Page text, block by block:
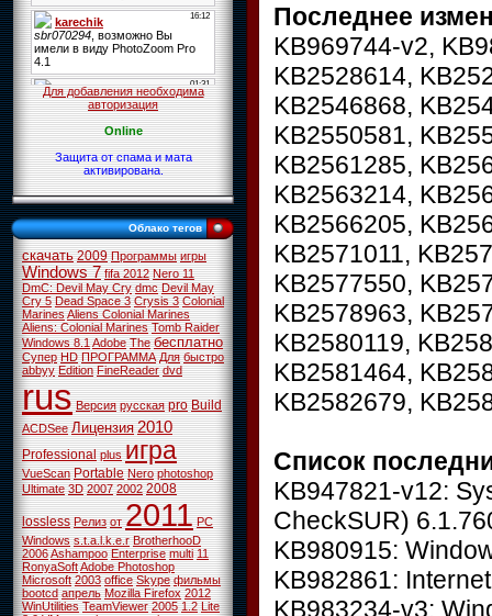
Для добавления необходима
авторизация
Online
Защита от спама и мата
активирована.
Облако тегов
скачать 2009 Программы игры
Windows 7 fifa 2012 Nero 11
DmC: Devil May Cry dmc Devil May
Cry 5 Dead Space 3 Crysis 3 Colonial
MarinesAliens Colonial Marines
Aliens: Colonial Marines Tomb Raider
Windows 8.1Adobe The бесплатно
Супер HD ПРОГРАММА Для быстро
abbyy Edition FineReader dvd
rus Версия русская pro Build
ACDSee Лицензия 2010
Professional plus игра
VueScan Portable Nero photoshop
Ultimate 3D 2007 2002 2008
lossless Релиз от 2011 PC
Windows s.t.a.l.k.e.r BrotherhooD
2006Ashampoo Enterprise multi 11
RonyaSoftAdobe Photoshop
Microsoft 2003 office Skype фильмы
bootcd апрель Mozilla Firefox 2012
WinUtilities TeamViewer 2005 1.2 Lite
Последнее
KB969744-v2,
KB2528614,
KB2546868,
KB2550581,
KB2561285,
KB2563214,
KB2566205,
KB2571011,
KB2577550,
KB2578963,
KB2580119,
KB2581464,
KB2582679,
Список
KB947821-v12:
CheckSUR)
KB980915:
KB982861:
KB983234-v3: